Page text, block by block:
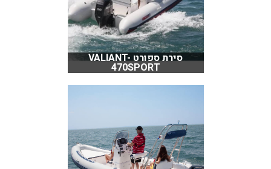
סירת ספורט VALIANT-
470SPORT